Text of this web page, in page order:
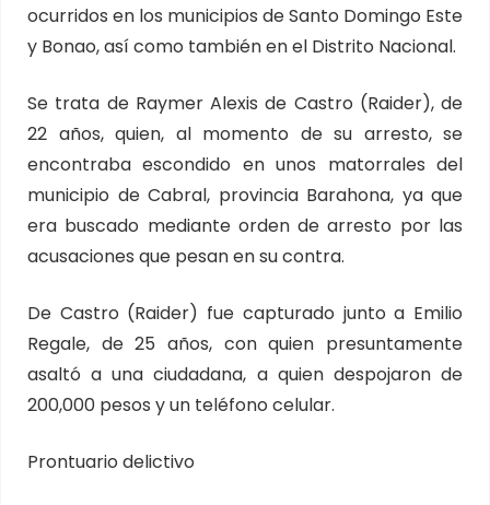
ocurridos en los municipios de Santo Domingo Este
y Bonao, así como también en el Distrito Nacional.
Se trata de Raymer Alexis de Castro (Raider), de
22 años, quien, al momento de su arresto, se
encontraba escondido en unos matorrales del
municipio de Cabral, provincia Barahona, ya que
era buscado mediante orden de arresto por las
acusaciones que pesan en su contra.
De Castro (Raider) fue capturado junto a Emilio
Regale, de 25 años, con quien presuntamente
asaltó a una ciudadana, a quien despojaron de
200,000 pesos y un teléfono celular.
Prontuario delictivo